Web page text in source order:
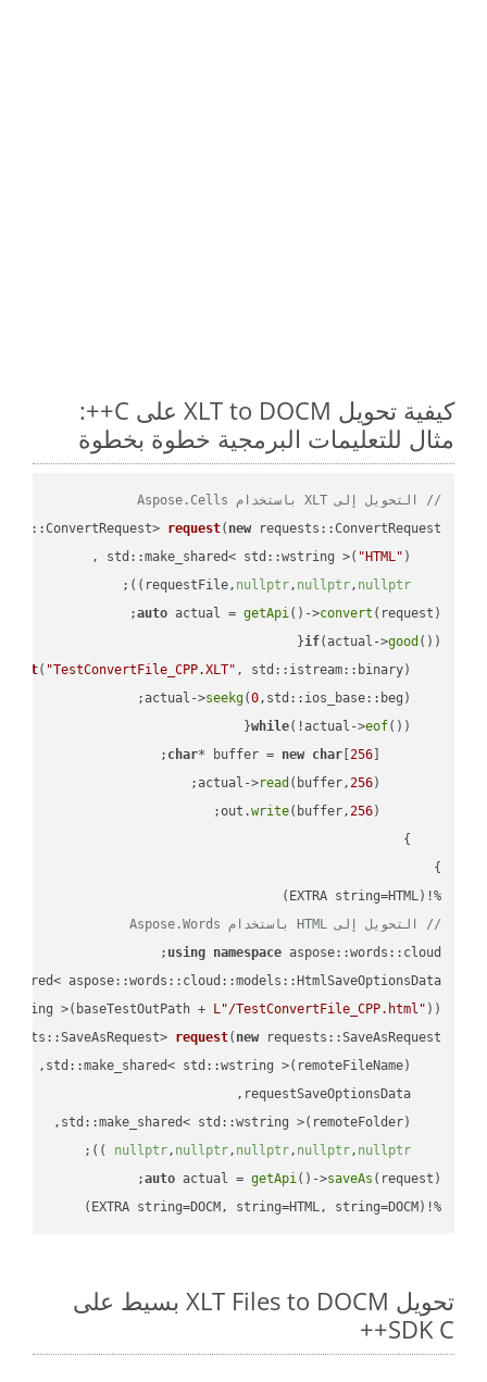
كيفية تحويل XLT to DOCM على C++:
مثال للتعليمات البرمجية خطوة بخطوة
// التحويل إلى XLT باستخدام Aspose.Cells
request( new
"HTML"
    requestFile,
nullptr, nullptr, nullptr
))
;
auto actual = getApi()->convert (request);
if(actual->good
out( "TestConvertFile_CPP.XLT" , std::istream::binary)
seekg(0
while(!actual->eof
char* buffer = new char[ 256
read (buffer,256
write(buffer,256
%!(EXTRA string=HTML)
// التحويل إلى HTML باستخدام Aspose.Words
using namespace aspose::words::cloud;
>(baseTestOutPath + L"/TestConvertFile_CPP.html" ));
request( new
nullptr, nullptr, nullptr, nullptr, nullptr
))
;
auto actual = getApi()->saveAs
%!(EXTRA string=DOCM, string=HTML, string=DOCM)
تحويل XLT Files to DOCM بسيط على
SDK C++